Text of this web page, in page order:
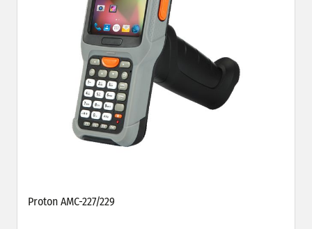
Proton AMC-227/229